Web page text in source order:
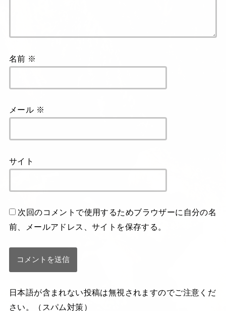
名前 ※
メール ※
サイト
次回のコメントで使用するためブラウザーに自分の名
前、メールアドレス、サイトを保存する。
日本語が含まれない投稿は無視されますのでご注意くだ
さい。（スパム対策）